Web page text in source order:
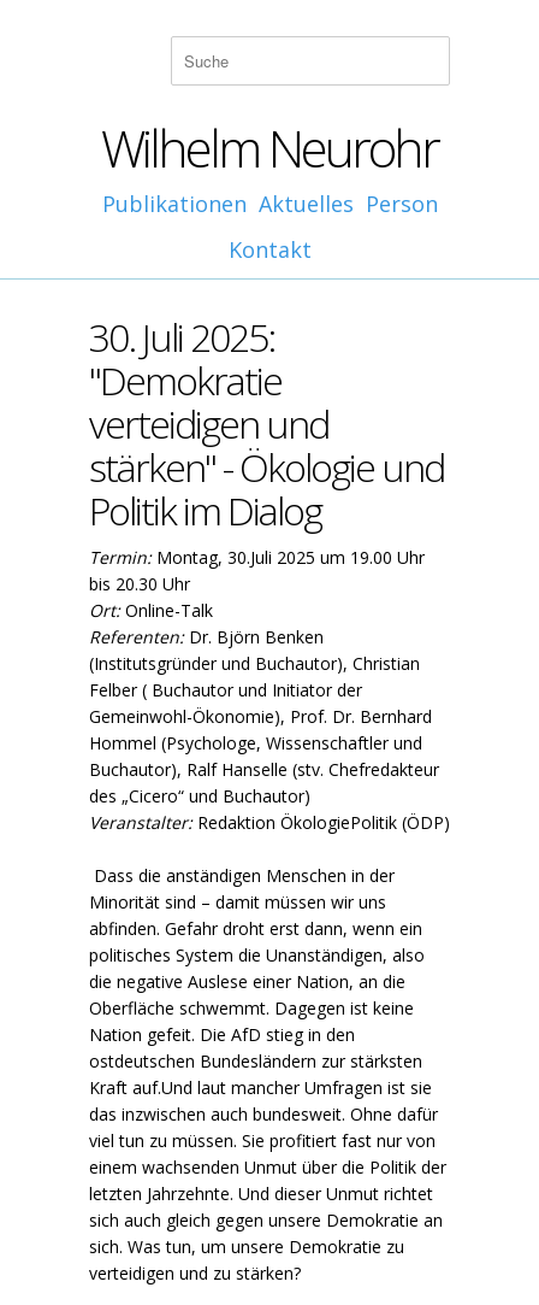
Wilhelm Neurohr
Publikationen Aktuelles Person
Kontakt
30. Juli 2025:
"Demokratie
verteidigen und
stärken" - Ökologie und
Politik im Dialog
Termin:Montag, 30.Juli 2025 um 19.00 Uhr
bis 20.30 Uhr
Ort:Online-Talk
Referenten:Dr. Björn Benken
(Institutsgründer und Buchautor), Christian
Felber ( Buchautor und Initiator der
Gemeinwohl-Ökonomie), Prof. Dr. Bernhard
Hommel (Psychologe, Wissenschaftler und
Buchautor), Ralf Hanselle (stv. Chefredakteur
des „Cicero“ und Buchautor)
Veranstalter:Redaktion ÖkologiePolitik (ÖDP)
Dass die anständigen Menschen in der
Minorität sind – damit müssen wir uns
abfinden. Gefahr droht erst dann, wenn ein
politisches System die Unanständigen, also
die negative Auslese einer Nation, an die
Oberfläche schwemmt. Dagegen ist keine
Nation gefeit. Die AfD stieg in den
ostdeutschen Bundesländern zur stärksten
Kraft auf.Und laut mancher Umfragen ist sie
das inzwischen auch bundesweit. Ohne dafür
viel tun zu müssen. Sie profitiert fast nur von
einem wachsenden Unmut über die Politik der
letzten Jahrzehnte. Und dieser Unmut richtet
sich auch gleich gegen unsere Demokratie an
sich. Was tun, um unsere Demokratie zu
verteidigen und zu stärken?